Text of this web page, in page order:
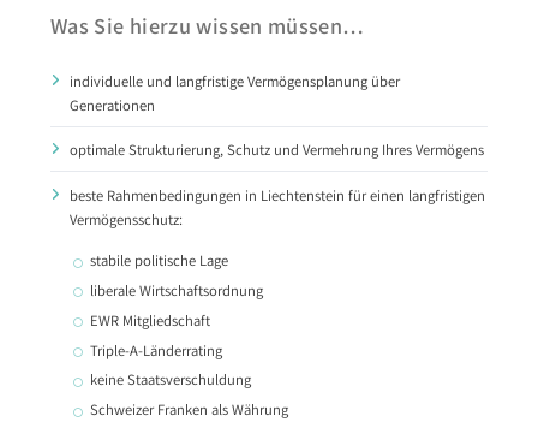
Was Sie hierzu wissen müssen…
individuelle und langfristige Vermögensplanung über
Generationen
optimale Strukturierung, Schutz und Vermehrung Ihres Vermögens
beste Rahmenbedingungen in Liechtenstein für einen langfristigen
Vermögensschutz:
stabile politische Lage
liberale Wirtschaftsordnung
EWR Mitgliedschaft
Triple-A-Länderrating
keine Staatsverschuldung
Schweizer Franken als Währung